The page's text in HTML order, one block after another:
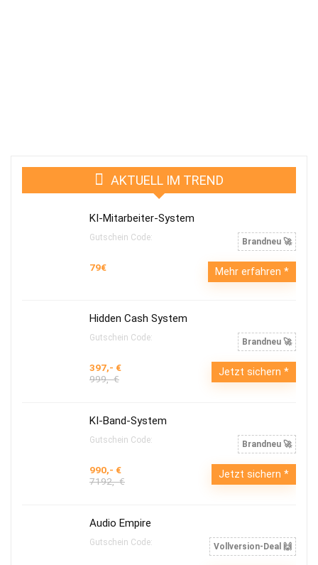
AKTUELL IM TREND
KI-Mitarbeiter-System
Gutschein Code: Brandneu 🚀
79€ Mehr erfahren
Hidden Cash System
Gutschein Code: Brandneu 🚀
397,- €
999,- €
Jetzt sichern
KI-Band-System
Gutschein Code: Brandneu 🚀
990,- €
7192,- €
Jetzt sichern
Audio Empire
Gutschein Code: Vollversion-Deal 🙌